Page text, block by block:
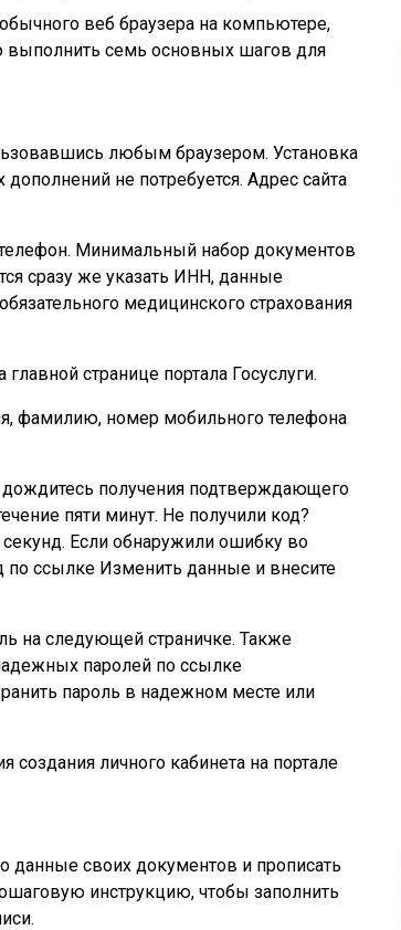
веб браузера на компьютере,
выполнить семь основных шагов для
любым браузером. Установка
не потребуется. Адрес сайта
Минимальный набор документов
сразу же указать ИНН, данные
медицинского страхования
главной странице портала Госуслуги.
фамилию, номер мобильного телефона
дождитесь получения подтверждающего
пяти минут. Не получили код?
секунд. Если обнаружили ошибку во
по ссылке Изменить данные и внесите
на следующей страничке. Также
паролей по ссылке
пароль в надежном месте или
создания личного кабинета на портале
данные своих документов и прописать
инструкцию, чтобы заполнить